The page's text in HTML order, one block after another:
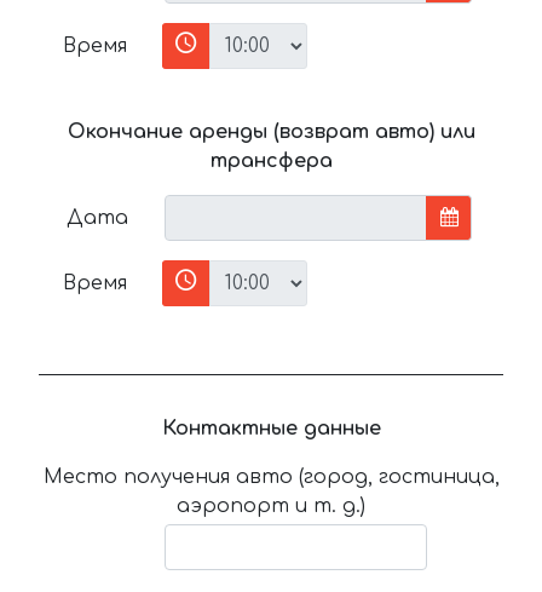
Время
Окончание аренды (возврат авто) или
трансфера
Дата
Время
Контактные данные
Место получения авто (город, гостиница,
аэропорт и т. д.)